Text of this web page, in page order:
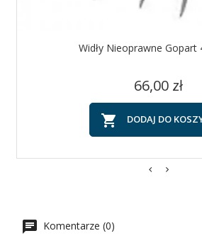
Widły Nieoprawne Gopart
Cena
66,00 zł
 DODAJ DO
Komentarze (0)